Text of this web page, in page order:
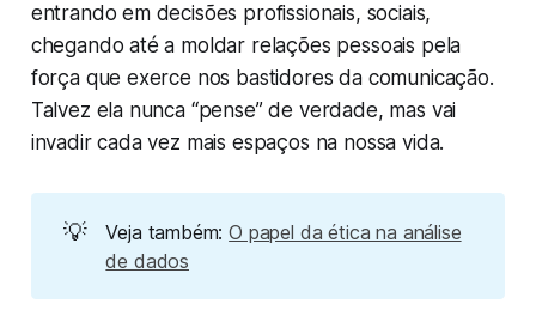
entrando em decisões profissionais, sociais,
chegando até a moldar relações pessoais pela
força que exerce nos bastidores da comunicação.
Talvez ela nunca “pense” de verdade, mas vai
invadir cada vez mais espaços na nossa vida.
💡 Veja também:O papel da ética na análise
de dados